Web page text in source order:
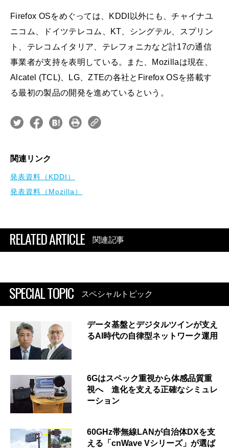
Firefox OSをめぐっては、KDDI以外にも、チャイナユ
ニコム、ドイツテレコム、KT、シングテル、スプリン
ト、テレコムイタリア、テレフォニカなど計17の通信
事業者が支持を表明している。また、Mozillaは現在、
Alcatel (TCL)、LG、ZTEの各社とFirefox OSを搭載す
る最初の製品の開発を進めているという。
関連リンク
発表資料（KDDI）
発表資料（Mozilla）
RELATED ARTICLE 関連記事
SPECIAL TOPIC スペシャルトピック
データ基盤とデジタルツインが支え
るAI時代の自律型ネットワーク運用
6Gはスペック重視から体感品質重
視へ 進化を支える正確なシミュレ
ーション
60GHz帯無線LANが自治体DXを支
える「cnWave Vシリーズ」が選ば